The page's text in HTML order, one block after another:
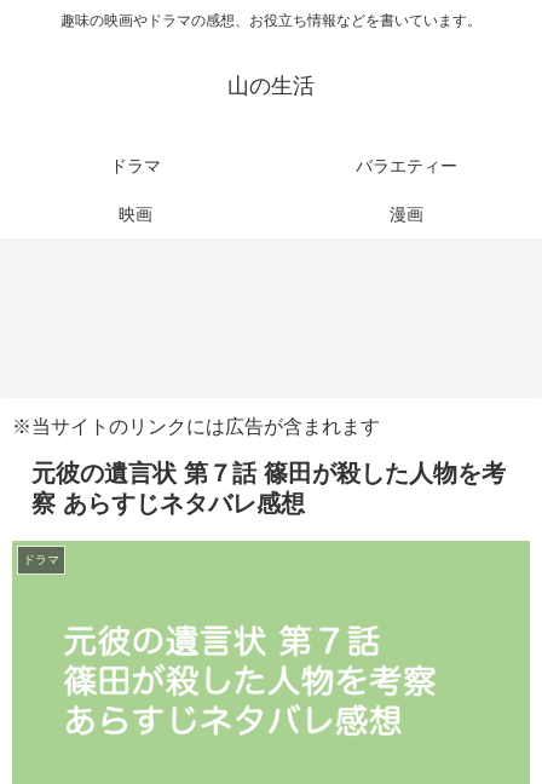
趣味の映画やドラマの感想、お役立ち情報などを書いています。
山の生活
ドラマ バラエティー
映画 漫画
※当サイトのリンクには広告が含まれます
元彼の遺言状 第７話 篠田が殺した人物を考
察 あらすじネタバレ感想
ドラマ